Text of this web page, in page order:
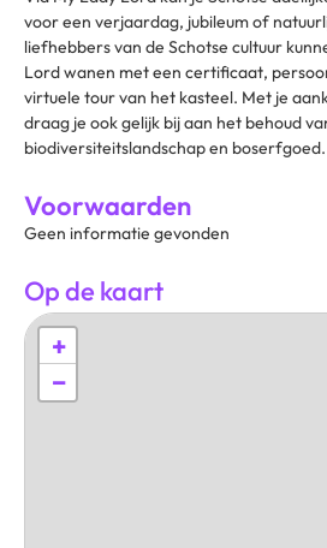
voor een verjaardag, jubileum of
liefhebbers van de Schotse cultuur
Lord wanen met een certificaat,
virtuele tour van het kasteel. Met je
draag je ook gelijk bij aan het behoud
biodiversiteitslandschap en boserfgoed.
Voorwaarden
Geen informatie gevonden
Op de kaart
+
−